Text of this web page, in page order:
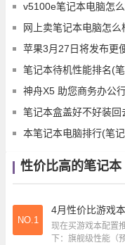
v5100e笔记本电脑怎
网上卖笔记本电脑怎
苹果3月27日将发布更
笔记本待机性能排名(
神舟X5 助您商务办公
笔记本盒盖好不好装
本笔记本电脑排行(笔
性价比高的笔记本
NO.1
4月性价比游戏
现在买游戏本配置
下：旗舰级性能（